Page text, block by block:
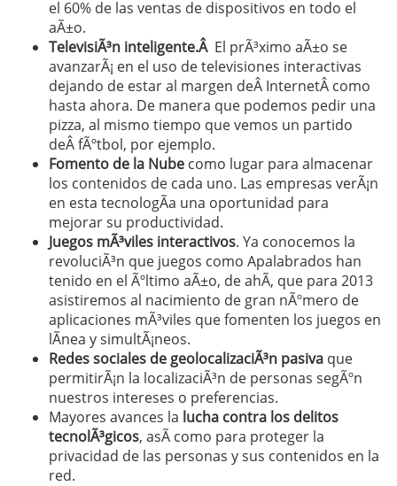
el 60% de las ventas de dispositivos en todo el
aÃ±o.
TelevisiÃ³n inteligente.Â El prÃ³ximo aÃ±o se
avanzarÃ¡ en el uso de televisiones interactivas
dejando de estar al margen deÂ InternetÂ como
hasta ahora. De manera que podemos pedir una
pizza, al mismo tiempo que vemos un partido
deÂ fÃºtbol, por ejemplo.
Fomento de la Nube como lugar para almacenar
los contenidos de cada uno. Las empresas verÃ¡n
en esta tecnologÃ­a una oportunidad para
mejorar su productividad.
Juegos mÃ³viles interactivos. Ya conocemos la
revoluciÃ³n que juegos como Apalabrados han
tenido en el Ãºltimo aÃ±o, de ahÃ­, que para 2013
asistiremos al nacimiento de gran nÃºmero de
aplicaciones mÃ³viles que fomenten los juegos en
lÃ­nea y simultÃ¡neos.
Redes sociales de geolocalizaciÃ³n pasiva que
permitirÃ¡n la localizaciÃ³n de personas segÃºn
nuestros intereses o preferencias.
Mayores avances la lucha contra los delitos
tecnolÃ³gicos, asÃ­ como para proteger la
privacidad de las personas y sus contenidos en la
red.